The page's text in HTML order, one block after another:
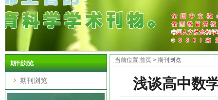
期刊浏览
期刊浏览
当前位置:首页 > 期刊浏览
浅谈高中数